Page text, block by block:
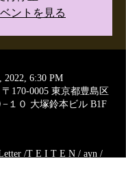
ントを見る
2022, 6:30 PM
170-0005 東京都豊島区
１０ 大塚鈴本ビル B1F
/T E I T E N / ayn /